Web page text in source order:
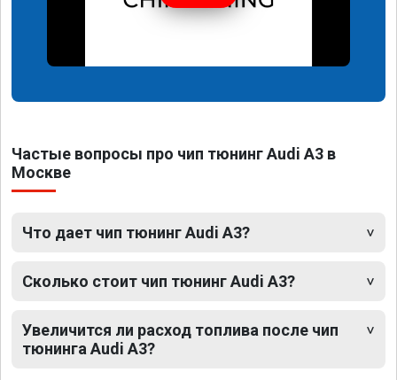
Частые вопросы про чип тюнинг Audi A3 в
Москве
Что дает чип тюнинг Audi A3?
Сколько стоит чип тюнинг Audi A3?
Увеличится ли расход топлива после чип
тюнинга Audi A3?